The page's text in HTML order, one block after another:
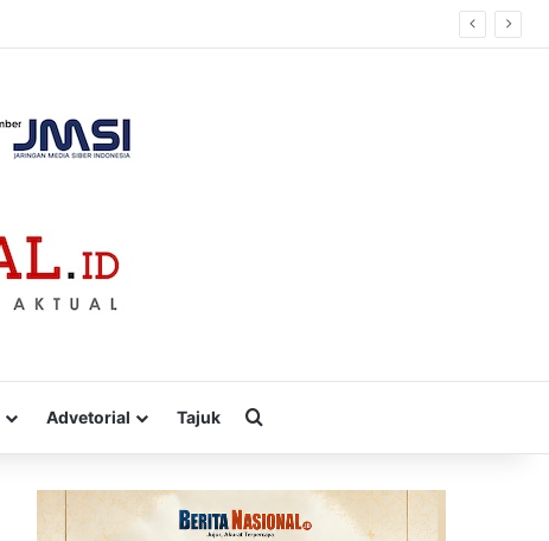
Advetorial Tajuk